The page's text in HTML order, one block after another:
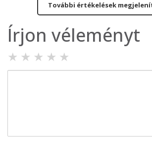
További értékelések
Írjon véleményt
★ ★ ★ ★ ★